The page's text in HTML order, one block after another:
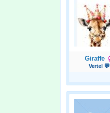
Giraffe
Vertel 💬